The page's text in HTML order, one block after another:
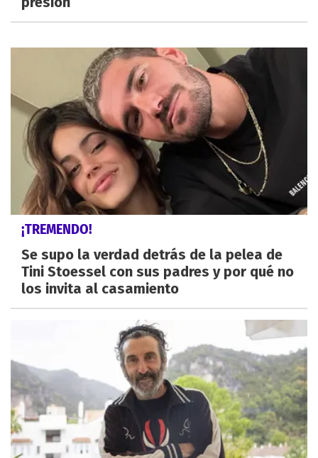
¡TREMENDO!
Se supo la verdad detrás de la pelea de
Tini Stoessel con sus padres y por qué no
los invita al casamiento